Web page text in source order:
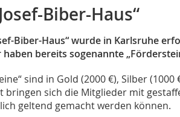
Biber-Haus“
Biber-Haus“ wurde in Karlsruhe
bereits sogenannte
sind in Gold (2000 €), Silber (1000
bringen sich die Mitglieder mit
geltend gemacht werden können.